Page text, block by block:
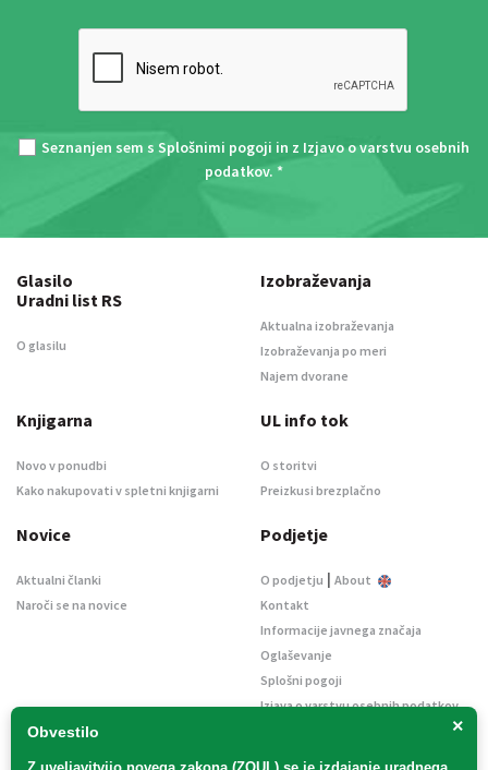
Seznanjen sem s Splošnimi pogoji in z Izjavo o varstvu osebnih
podatkov. *
×
Obvestilo
Glasilo
Uradni list RS
O glasilu
Izobraževanja
Aktualna izobraževanja
Izobraževanja po meri
Najem dvorane
Knjigarna
Novo v ponudbi
Kako nakupovati v spletni knjigarni
UL info tok
O storitvi
Preizkusi brezplačno
Novice
Aktualni članki
Naroči se na novice
Podjetje
O podjetju | About
Kontakt
Informacije javnega značaja
Oglaševanje
Splošni pogoji
Izjava o varstvu osebnih podatkov